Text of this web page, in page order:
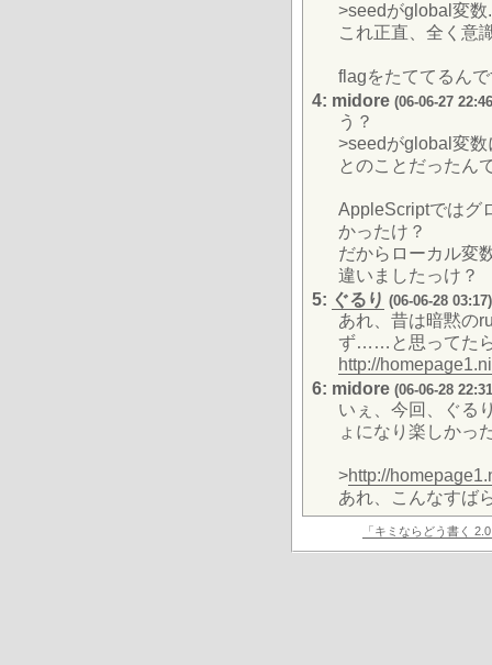
>seedがglobal変数
これ正直、全く
flagをたててるん
4: midore (06-06-27
う？
>seedがglobal変
とのことだったん
AppleScriptではグ
かったけ？
だからローカル変
違いましたっけ？
5: ぐるり (06-06-28 03:17)
あれ、昔は暗黙の
ず……と思ってたら
http://
6: midore (06-06-28
いぇ、今回、ぐる
ょになり楽しかっ
>http://
あれ、こんなすば
「キミならどう書く